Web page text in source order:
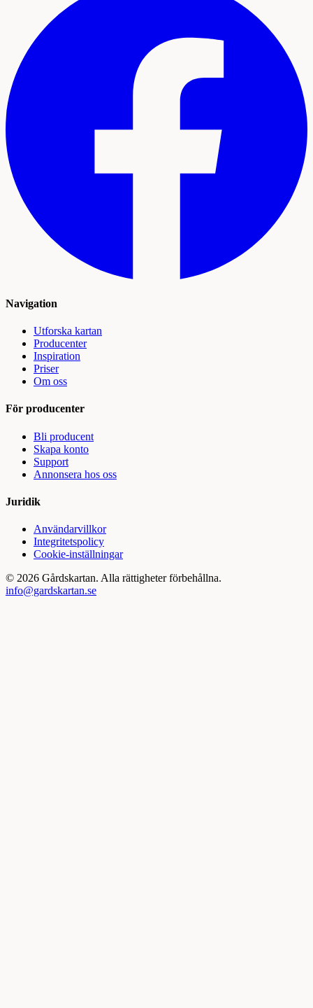
Navigation
Utforska kartan
Producenter
Inspiration
Priser
Om oss
För producenter
Bli producent
Skapa konto
Support
Annonsera hos oss
Juridik
Användarvillkor
Integritetspolicy
Cookie-inställningar
© 2026 Gårdskartan. Alla rättigheter förbehållna.
info@gardskartan.se